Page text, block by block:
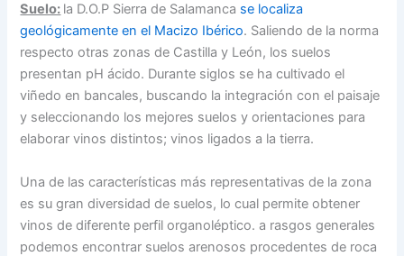
Suelo: la D.O.P Sierra de Salamanca se localiza
geológicamente en el Macizo Ibérico. Saliendo de la norma
respecto otras zonas de Castilla y León, los suelos
presentan pH ácido. Durante siglos se ha cultivado el
viñedo en bancales, buscando la integración con el paisaje
y seleccionando los mejores suelos y orientaciones para
elaborar vinos distintos; vinos ligados a la tierra.
Una de las características más representativas de la zona
es su gran diversidad de suelos, lo cual permite obtener
vinos de diferente perfil organoléptico. a rasgos generales
podemos encontrar suelos arenosos procedentes de roca